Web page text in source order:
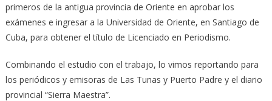
primeros de la antigua provincia de Oriente en aprobar los
exámenes e ingresar a la Universidad de Oriente, en Santiago de
Cuba, para obtener el título de Licenciado en Periodismo.
Combinando el estudio con el trabajo, lo vimos reportando para
los periódicos y emisoras de Las Tunas y Puerto Padre y el diario
provincial “Sierra Maestra”.